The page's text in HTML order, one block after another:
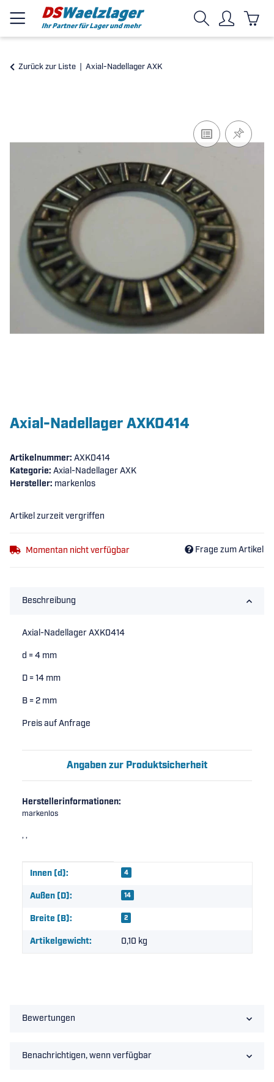
Zurück zur Liste Axial-Nadellager AXK
Axial-Nadellager AXK0414
Artikelnummer: AXK0414
Kategorie: Axial-Nadellager AXK
Hersteller: markenlos
Artikel zurzeit vergriffen
Momentan nicht verfügbar Frage zum Artikel
Beschreibung
Axial-Nadellager AXK0414
d = 4 mm
D = 14 mm
B = 2 mm
Preis auf Anfrage
Angaben zur Produktsicherheit
Herstellerinformationen:
markenlos
, ,
Produkteigenschaft
Wert
Innen (d): 4
Außen (D): 14
Breite (B): 2
Artikelgewicht: 0,10 kg
Bewertungen
Benachrichtigen, wenn verfügbar